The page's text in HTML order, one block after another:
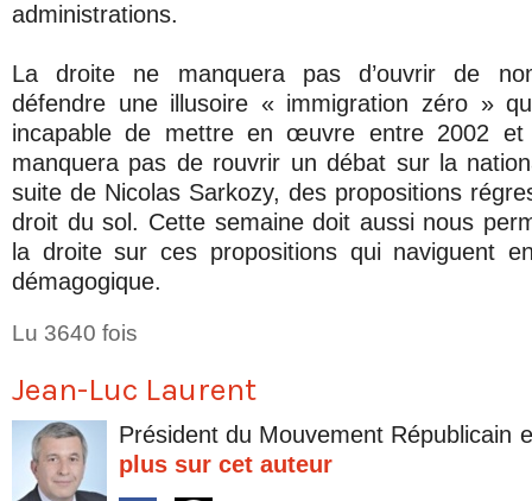
administrations.
La droite ne manquera pas d’ouvrir de
défendre une illusoire « immigration zéro »
incapable de mettre en œuvre entre 2002
manquera pas de rouvrir un débat sur la
suite de Nicolas Sarkozy, des propositions
droit du sol. Cette semaine doit aussi nous
la droite sur ces propositions qui naviguent
démagogique.
Lu 3640 fois
Jean-Luc Laurent
Président du Mouvement Républicain
plus sur cet auteur